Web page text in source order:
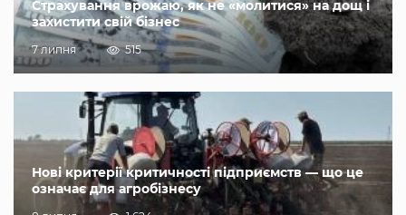
Страхування врожаю, як не «молитися» на дощ і
захистити свій бізнес
7 липня 515
Нові критерії критичності підприємств — що це
означає для агробізнесу